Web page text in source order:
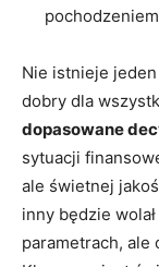
Nie istnieje
dobry dla
dopasowane
sytuacji
ale świetnej
inny będzie
parametrach, ale